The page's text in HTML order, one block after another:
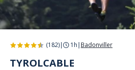
(182)| 1h | Badonviller
TYROLCABLE